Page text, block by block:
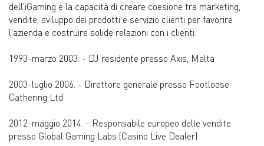
dell'iGaming e la capacità di creare coesione tra marketing,
vendite, sviluppo dei prodotti e servizio clienti per favorire
l'azienda e costruire solide relazioni con i clienti.
1993-marzo 2003. - DJ residente presso Axis, Malta
2003-luglio 2006. - Direttore generale presso Footloose
Cathering Ltd
2012-maggio 2014. - Responsabile europeo delle vendite
presso Global Gaming Labs (Casino Live Dealer)